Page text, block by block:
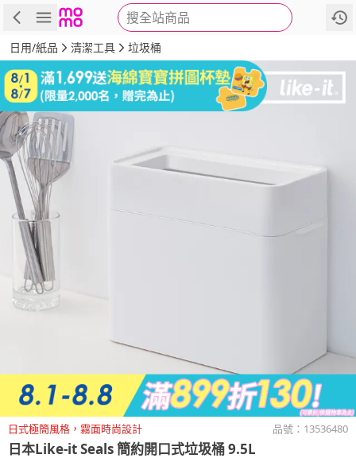
搜全站商品
商品 評價 詳情
日用/紙品 清潔工具 垃圾桶
日式極簡風格，霧面時尚設計 品號： 13536480
日本Like-itSeals 簡約開口式垃圾桶 9.5L